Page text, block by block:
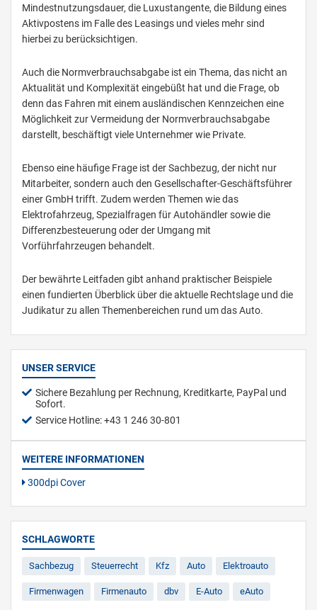
Mindestnutzungsdauer, die Luxustangente, die Bildung eines
Aktivpostens im Falle des Leasings und vieles mehr sind
hierbei zu berücksichtigen.
Auch die Normverbrauchsabgabe ist ein Thema, das nicht an
Aktualität und Komplexität eingebüßt hat und die Frage, ob
denn das Fahren mit einem ausländischen Kennzeichen eine
Möglichkeit zur Vermeidung der Normverbrauchsabgabe
darstellt, beschäftigt viele Unternehmer wie Private.
Ebenso eine häufige Frage ist der Sachbezug, der nicht nur
Mitarbeiter, sondern auch den Gesellschafter-Geschäftsführer
einer GmbH trifft. Zudem werden Themen wie das
Elektrofahrzeug, Spezialfragen für Autohändler sowie die
Differenzbesteuerung oder der Umgang mit
Vorführfahrzeugen behandelt.
Der bewährte Leitfaden gibt anhand praktischer Beispiele
einen fundierten Überblick über die aktuelle Rechtslage und die
Judikatur zu allen Themenbereichen rund um das Auto.
UNSER SERVICE
Sichere Bezahlung per Rechnung, Kreditkarte, PayPal und
Sofort.
Service Hotline: +43 1 246 30-801
WEITERE INFORMATIONEN
300dpi Cover
SCHLAGWORTE
Sachbezug Steuerrecht Kfz Auto Elektroauto
Firmenwagen Firmenauto dbv E-Auto eAuto